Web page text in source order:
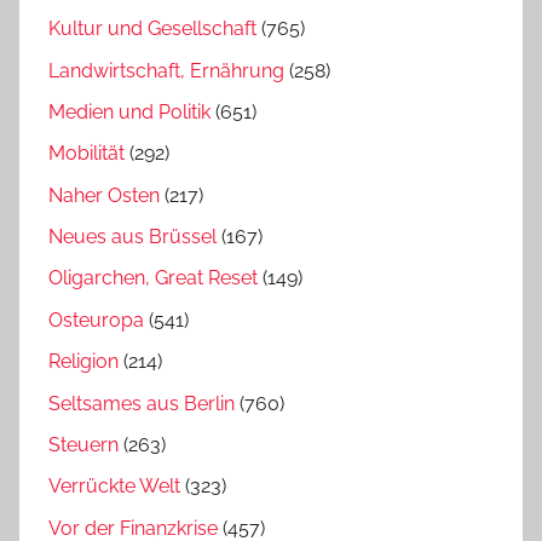
Kultur und Gesellschaft (765)
Landwirtschaft, Ernährung (258)
Medien und Politik (651)
Mobilität (292)
Naher Osten (217)
Neues aus Brüssel(167)
Oligarchen, Great Reset (149)
Osteuropa (541)
Religion (214)
Seltsames aus Berlin (760)
Steuern (263)
Verrückte Welt (323)
Vor der Finanzkrise (457)